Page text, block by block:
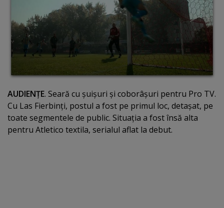
AUDIENŢE. Seară cu şuişuri şi coborâşuri pentru Pro TV.
Cu Las Fierbinţi, postul a fost pe primul loc, detaşat, pe
toate segmentele de public. Situaţia a fost însă alta
pentru Atletico textila, serialul aflat la debut.